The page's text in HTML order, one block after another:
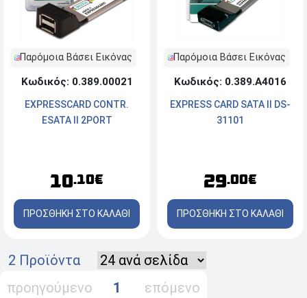
Παρόμοια Βάσει Εικόνας
Κωδικός: 0.389.00021
EXPRESSCARD CONTR.
ESATA II 2PORT
10.10€
ΠΡΟΣΘΗΚΗ ΣΤΟ ΚΑΛΑΘΙ
Παρόμοια Βάσει Εικόνας
Κωδικός: 0.389.Α4016
EXPRESS CARD SATA II DS-
31101
29.00€
ΠΡΟΣΘΗΚΗ ΣΤΟ ΚΑΛΑΘΙ
2 Προϊόντα
προηγούμενο
1 επόμενο